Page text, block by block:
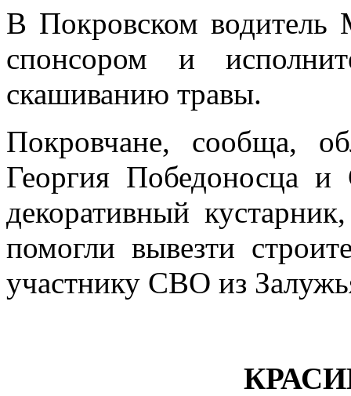
В Покровском
спонсором и
скашиванию травы.
Покровчане, сообща,
Георгия Победоносца
декоративный
помогли вывезти
участнику СВО из